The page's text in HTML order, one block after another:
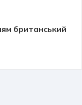
британський